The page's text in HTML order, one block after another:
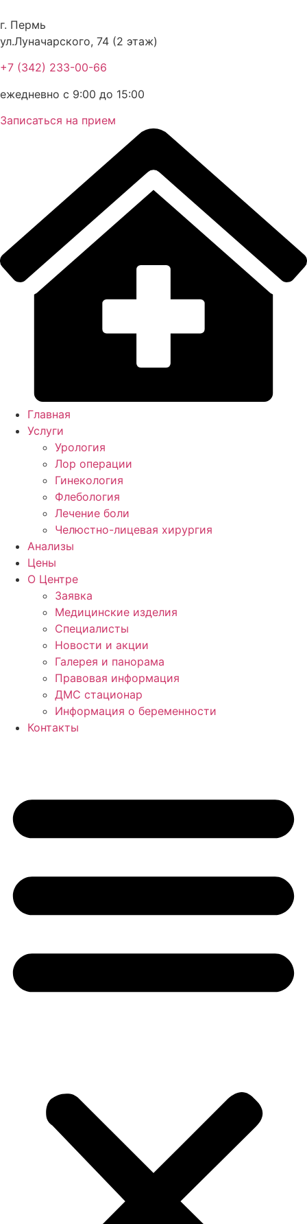
к
содержимому
г. Пермь
ул.Луначарского, 74 (2 этаж)
+7 (342) 233-00-66
ежедневно с 9:00 до 15:00
Записаться на прием
Главная
Услуги
Урология
Лор операции
Гинекология
Флебология
Лечение боли
Челюстно-лицевая хирургия
Анализы
Цены
О Центре
Заявка
Медицинские изделия
Специалисты
Новости и акции
Галерея и панорама
Правовая информация
ДМС стационар
Информация о беременности
Контакты